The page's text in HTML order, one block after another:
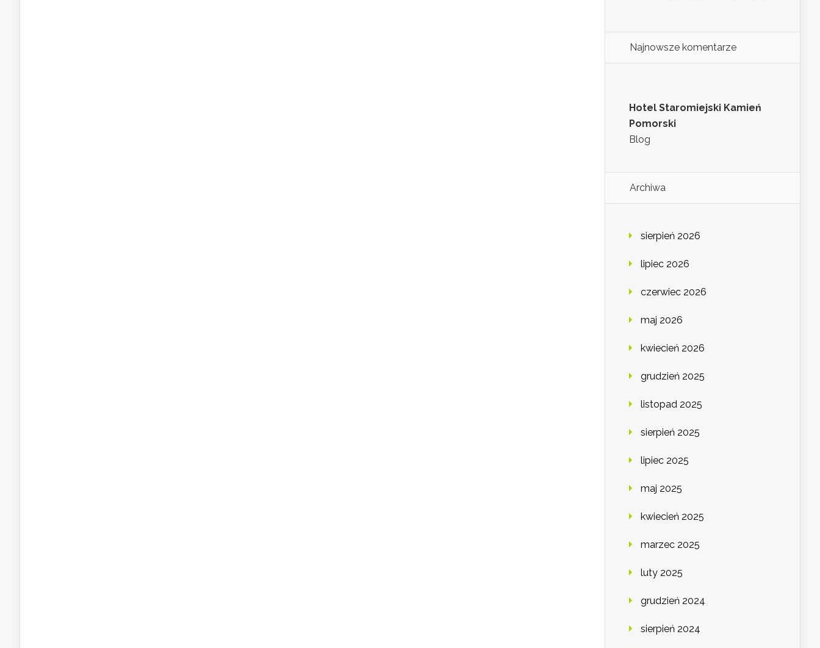
Najnowsze komentarze
Hotel Staromiejski Kamień
Pomorski
Blog
Archiwa
sierpień 2026
lipiec 2026
czerwiec 2026
maj 2026
kwiecień 2026
grudzień 2025
listopad 2025
sierpień 2025
lipiec 2025
maj 2025
kwiecień 2025
marzec 2025
luty 2025
grudzień 2024
sierpień 2024